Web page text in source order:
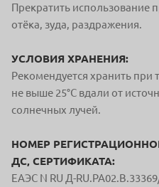
Прекратить использование
отёка, зуда, раздражения.
УСЛОВИЯ ХРАНЕНИЯ:
Рекомендуется хранить при
не выше 25°С вдали от
солнечных лучей.
НОМЕР
ДС, СЕРТИФИКАТА:
EAЭС N RU Д-